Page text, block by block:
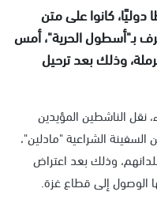
كانوا على متن
بـ"أسطول الحرية"، أمس
وذلك بعد ترحيل
نقل الناشطين المؤيدين
الشراعية "مادلين"،
وذلك بعد اعتراض
الوصول إلى قطاع غزة.